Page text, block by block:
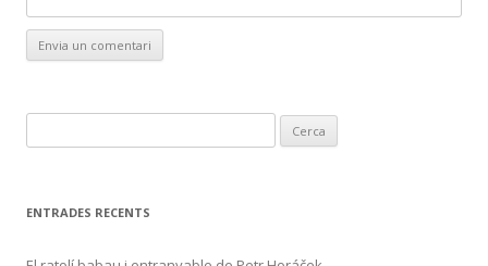
e
c
:
ENTRADES RECENTS